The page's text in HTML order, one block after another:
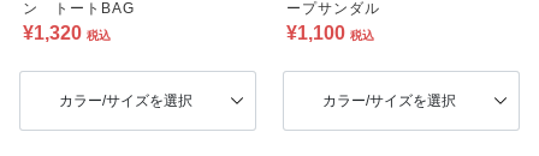
ン トートBAG
¥1,320 税込
カラー/サイズを選択
ープサンダル
¥1,100 税込
カラー/サイズを選択